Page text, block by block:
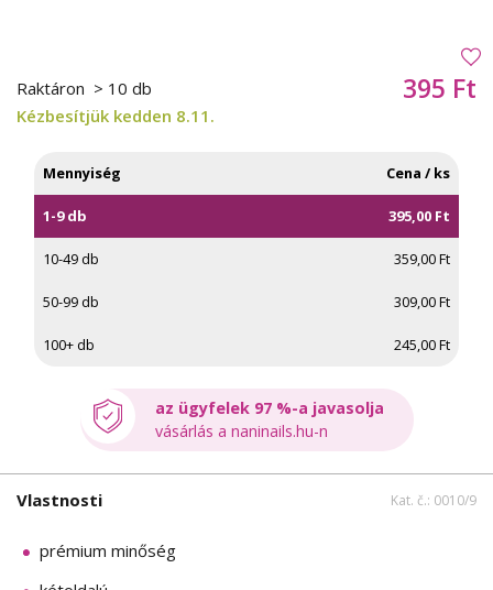
Raktáron > 10 db
Kézbesítjük kedden 8.11.
395 Ft
Mennyiség Cena / ks
1-9 db 395,00 Ft
10-49 db 359,00 Ft
50-99 db 309,00 Ft
100+ db 245,00 Ft
az ügyfelek 97 %-a javasolja
vásárlás a naninails.hu-n
Vlastnosti Kat. č.: 0010/9
prémium minőség